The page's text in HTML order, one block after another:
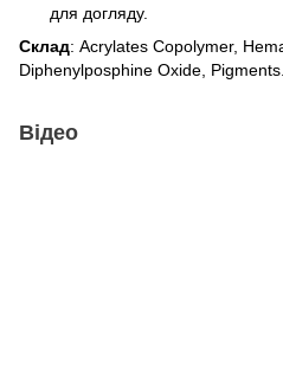
для догляду.
Склад: Acrylates Copolymer,
Diphenylposphine Oxide, Pigments.
Відео